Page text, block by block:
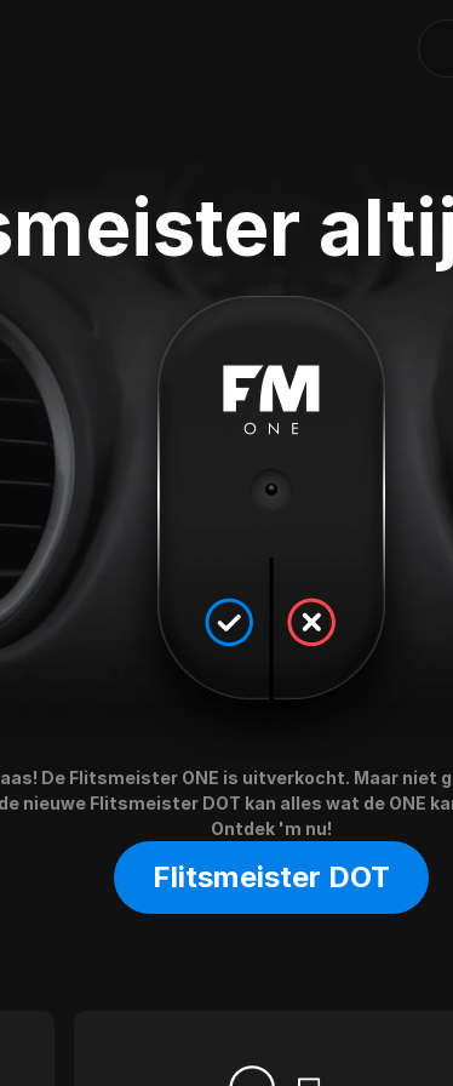
De Flitsmeister ONE is uitverkocht. Maar niet
nieuwe Flitsmeister DOT kan alles wat de ONE
Ontdek 'm nu!
Flitsmeister DOT